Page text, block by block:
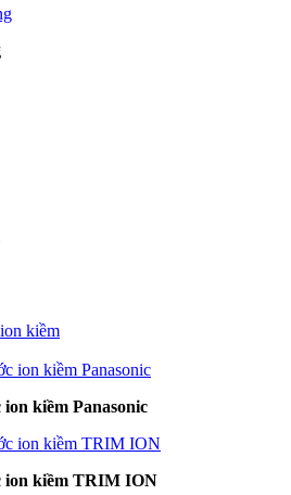
kiềm
kiềm Panasonic
ion kiềm TRIM ION